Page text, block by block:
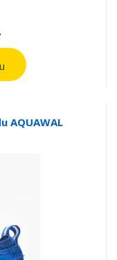
AQUAWAL